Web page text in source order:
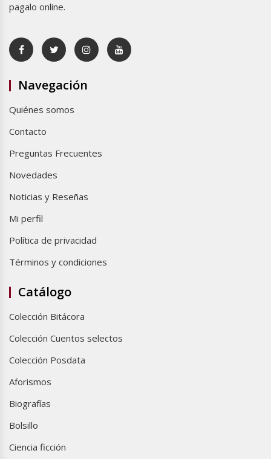
pagalo online.
Navegación
Quiénes somos
Contacto
Preguntas Frecuentes
Novedades
Noticias y Reseñas
Mi perfil
Política de privacidad
Términos y condiciones
Catálogo
Colección Bitácora
Colección Cuentos selectos
Colección Posdata
Aforismos
Biografías
Bolsillo
Ciencia ficción